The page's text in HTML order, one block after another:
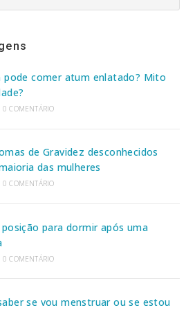
pode comer atum enlatado? Mito
0 COMENTÁRIO
de Gravidez desconhecidos
das mulheres
0 COMENTÁRIO
para dormir após uma
0 COMENTÁRIO
se vou menstruar ou se estou